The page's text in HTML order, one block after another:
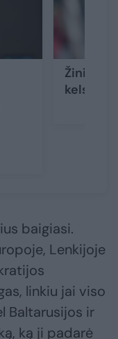
kelsis iš
baigiasi.
Lenkijoje
linkiu jai viso
Baltarusijos ir
ką ji padarė